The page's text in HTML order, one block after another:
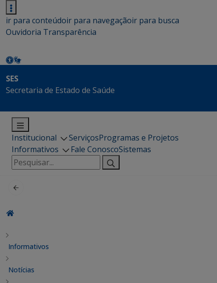
ir para conteúdoir para navegaçãoir para busca
Ouvidoria Transparência
SES
Secretaria de Estado de Saúde
Institucional ServiçosProgramas e Projetos
Informativos
Fale ConoscoSistemas
Pesquisar
por:
Informativos
Notícias